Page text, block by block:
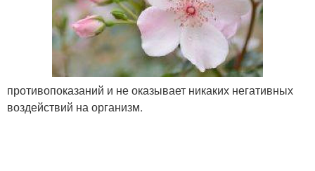
противопоказаний и не оказывает никаких негативных
воздействий на организм.